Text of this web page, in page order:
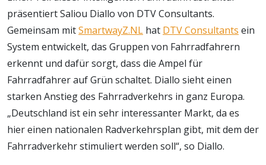
präsentiert Saliou Diallo von DTV Consultants.
Gemeinsam mitSmartwayZ.NL hat DTV Consultants ein
System entwickelt, das Gruppen von Fahrradfahrern
erkennt und dafür sorgt, dass die Ampel für
Fahrradfahrer auf Grün schaltet. Diallo sieht einen
starken Anstieg des Fahrradverkehrs in ganz Europa.
„Deutschland ist ein sehr interessanter Markt, da es
hier einen nationalen Radverkehrsplan gibt, mit dem der
Fahrradverkehr stimuliert werden soll“, so Diallo.